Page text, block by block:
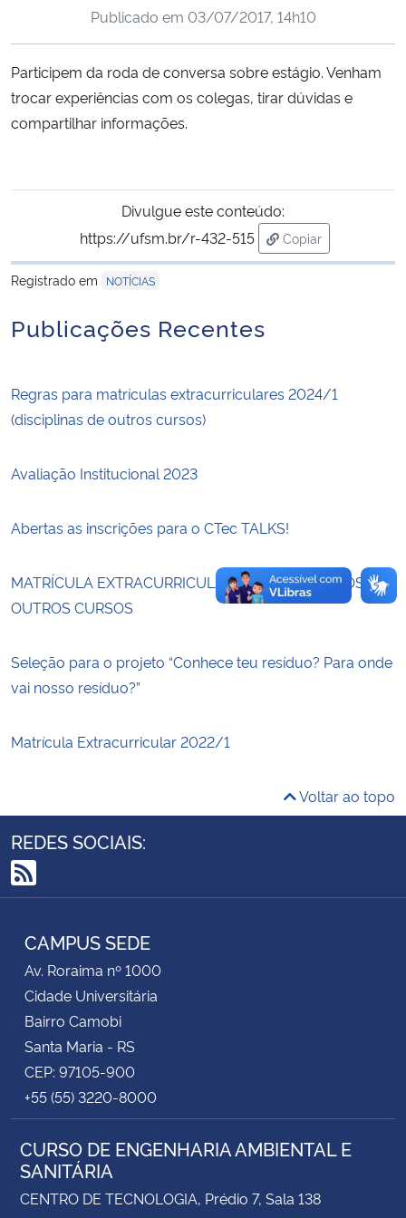
Ministério da Cidadania
Ministério de Minas e Energia
Ministério do Meio Ambiente
Ministério da Mulher, da Família e dos Direitos Humanos
Advocacia-Geral da União
Planalto
Publicado em 03/07/2017, 14h10
Participem da roda de conversa sobre estágio. Venham
trocar experiências com os colegas, tirar dúvidas e
compartilhar informações.
Divulgue este conteúdo:
https://ufsm.br/r-432-515
Copiar
para área de
Registrado em
NOTÍCIAS
Publicações Recentes
Regras para matrículas extracurriculares 2024/1
(disciplinas de outros cursos)
Avaliação Institucional 2023
Abertas as inscrições para o CTec TALKS!
MATRÍCULA EXTRACURRICULAR 2022/2 – ALUNOS DE
OUTROS CURSOS
Seleção para o projeto “Conhece teu resíduo? Para onde
vai nosso resíduo?”
Matrícula Extracurricular 2022/1
Voltar ao topo
REDES SOCIAIS:
RSS
CAMPUS SEDE
Av. Roraima nº 1000
Cidade Universitária
Bairro Camobi
Santa Maria - RS
CEP: 97105-900
+55 (55) 3220-8000
CURSO DE ENGENHARIA AMBIENTAL E
SANITÁRIA
CENTRO DE TECNOLOGIA, Prédio 7, Sala 138